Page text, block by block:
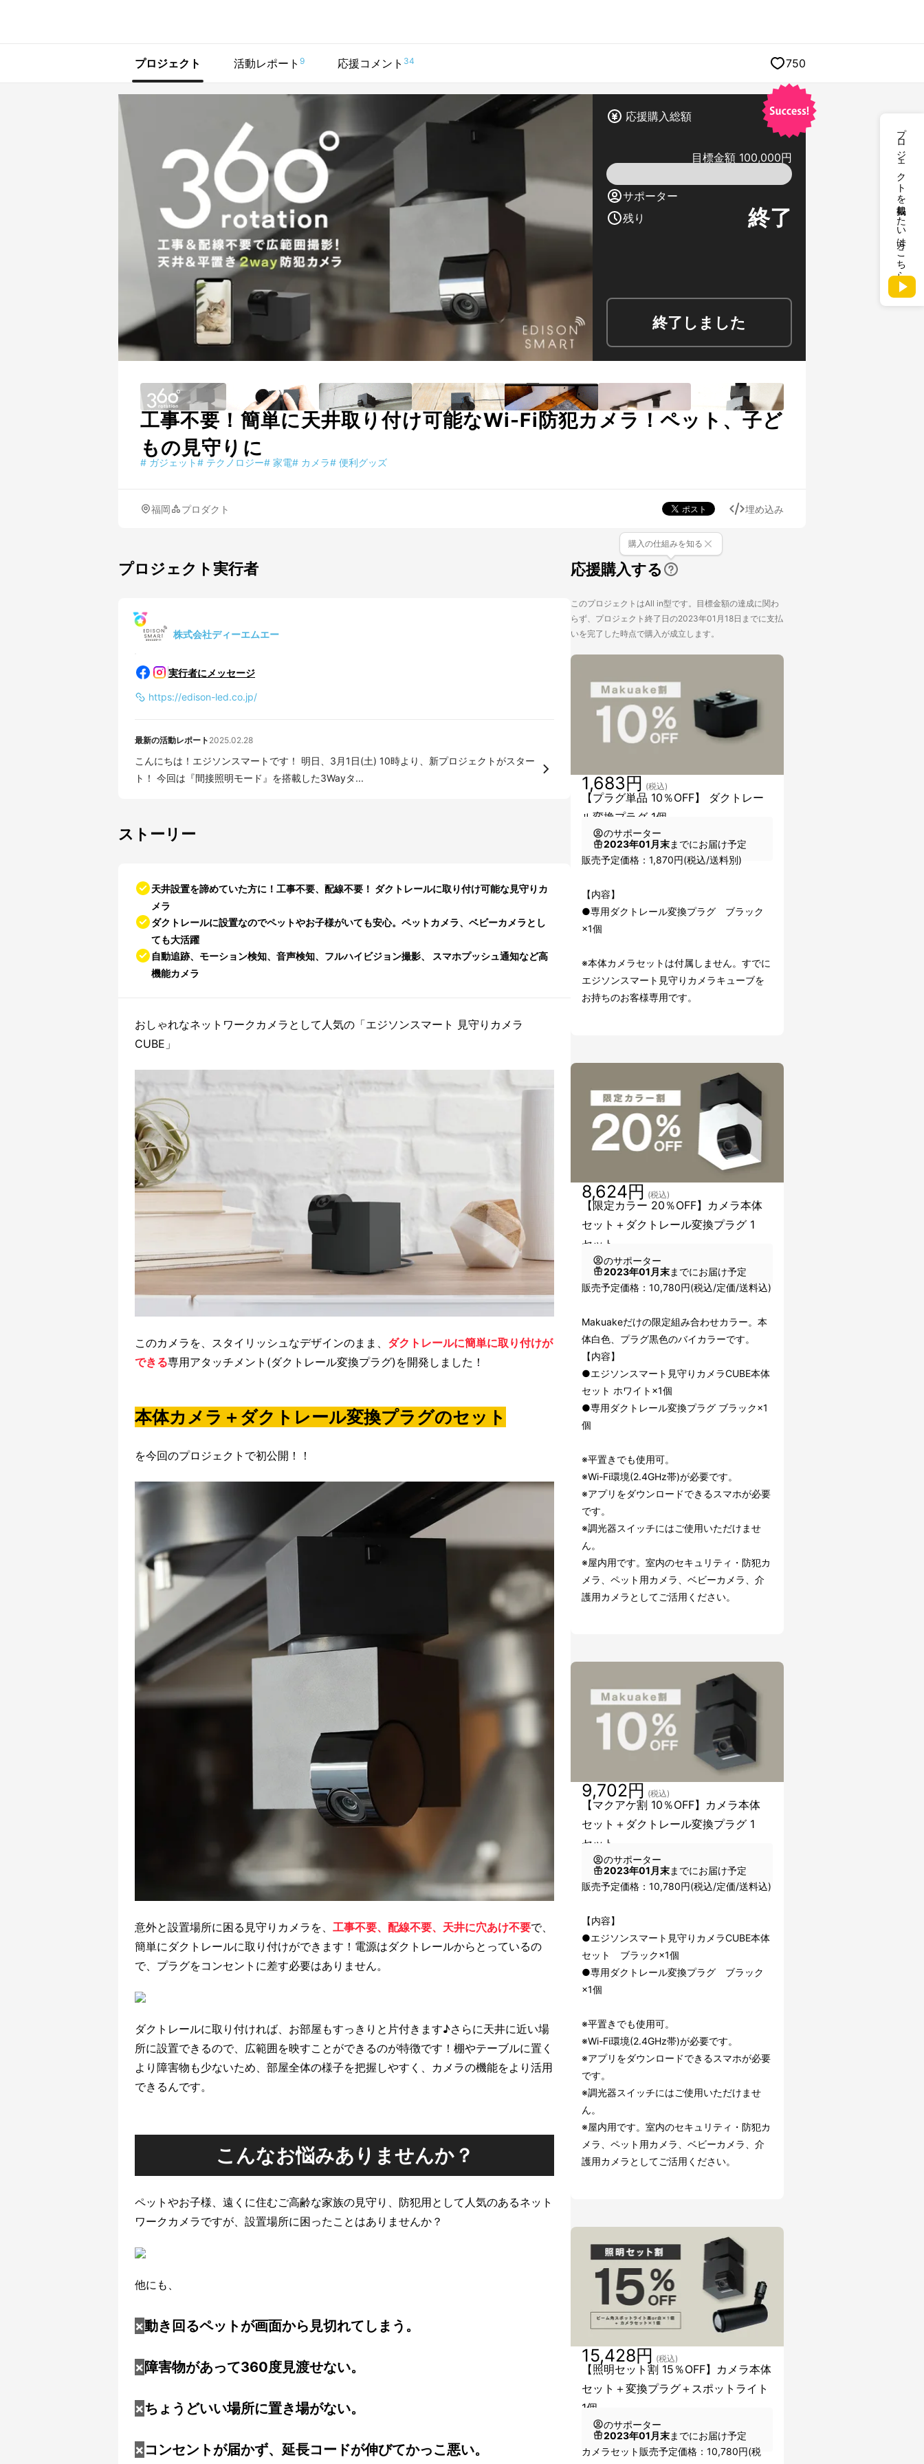
プロジェクトを掲載したい方はこちら
プロジェクト 活動レポート 9 応援コメント 34 750
応援購入総額
目標金額 100,000円
サポーター
残り
終了
終了しました
工事不要！簡単に天井取り付け可能なWi-Fi防犯カメラ！ペット、子ど
もの見守りに
# ガジェット# テクノロジー# 家電# カメラ# 便利グッズ
福岡 プロダクト 埋め込み
プロジェクト実行者
株式会社ディーエムエー
実行者にメッセージ
https://edison-led.co.jp/
最新の活動レポート 2025.02.28
こんにちは！エジソンスマートです！ 明日、3月1日(土) 10時より、新プロジェクトがスター
ト！ 今回は『間接照明モード』を搭載した3Wayタ...
ストーリー
天井設置を諦めていた方に！工事不要、配線不要！ ダクトレールに取り付け可能な見守りカ
メラ
ダクトレールに設置なのでペットやお子様がいても安心。ペットカメラ、ベビーカメラとし
ても大活躍
自動追跡、モーション検知、音声検知、フルハイビジョン撮影、 スマホプッシュ通知など高
機能カメラ
おしゃれなネットワークカメラとして人気の「エジソンスマート 見守りカメラ
CUBE」
このカメラを、スタイリッシュなデザインのまま、 ダクトレールに簡単に取り付けが
できる専用アタッチメント(ダクトレール変換プラグ)を開発しました！
本体カメラ＋ダクトレール変換プラグのセット
を今回のプロジェクトで初公開！！
意外と設置場所に困る見守りカメラを、 工事不要、配線不要、天井に穴あけ不要で、
簡単にダクトレールに取り付けができます！電源はダクトレールからとっているの
で、プラグをコンセントに差す必要はありません。
ダクトレールに取り付ければ、お部屋もすっきりと片付きます♪さらに天井に近い場
所に設置できるので、広範囲を映すことができるのが特徴です！棚やテーブルに置く
より障害物も少ないため、部屋全体の様子を把握しやすく、カメラの機能をより活用
できるんです。
こんなお悩みありませんか？
ペットやお子様、遠くに住むご高齢な家族の見守り、防犯用として人気のあるネット
ワークカメラですが、設置場所に困ったことはありませんか？
他にも、
×動き回るペットが画面から見切れてしまう。
× 障害物があって360度見渡せない。
×ちょうどいい場所に置き場がない。
× コンセントが届かず、延長コードが伸びてかっこ悪い。
応援購入する
購入の仕組みを知る
このプロジェクトはAll in型です。目標金額の達成に関わ
らず、プロジェクト終了日の2023年01月18日までに支払
いを完了した時点で購入が成立します。
【プラグ単品 10％OFF】 ダクトレー
ル変換プラグ 1個
1,683円 (税込)
のサポーター
2023年01月末までにお届け予定
販売予定価格：1,870円(税込/送料別)
【内容】
●専用ダクトレール変換プラグ ブラック
×1個
※本体カメラセットは付属しません。すでに
エジソンスマート見守りカメラキューブを
お持ちのお客様専用です。
【限定カラー 20％OFF】カメラ本体
セット＋ダクトレール変換プラグ 1
セット
8,624円 (税込)
のサポーター
2023年01月末までにお届け予定
販売予定価格：10,780円(税込/定価/送料込)
Makuakeだけの限定組み合わせカラー。本
体白色、プラグ黒色のバイカラーです。
【内容】
●エジソンスマート見守りカメラCUBE本体
セット ホワイト×1個
●専用ダクトレール変換プラグ ブラック×1
個
※平置きでも使用可。
※Wi-Fi環境(2.4GHz帯)が必要です。
※アプリをダウンロードできるスマホが必要
です。
※調光器スイッチにはご使用いただけませ
ん。
※屋内用です。室内のセキュリティ・防犯カ
メラ、ペット用カメラ、ベビーカメラ、介
護用カメラとしてご活用ください。
【マクアケ割 10％OFF】カメラ本体
セット＋ダクトレール変換プラグ 1
セット
9,702円 (税込)
のサポーター
2023年01月末までにお届け予定
販売予定価格：10,780円(税込/定価/送料込)
【内容】
●エジソンスマート見守りカメラCUBE本体
セット ブラック×1個
●専用ダクトレール変換プラグ ブラック
×1個
※平置きでも使用可。
※Wi-Fi環境(2.4GHz帯)が必要です。
※アプリをダウンロードできるスマホが必要
です。
※調光器スイッチにはご使用いただけませ
ん。
※屋内用です。室内のセキュリティ・防犯カ
メラ、ペット用カメラ、ベビーカメラ、介
護用カメラとしてご活用ください。
【照明セット割 15％OFF】カメラ本体
セット＋変換プラグ＋スポットライト
1個
15,428円 (税込)
のサポーター
2023年01月末までにお届け予定
カメラセット販売予定価格：10,780円(税